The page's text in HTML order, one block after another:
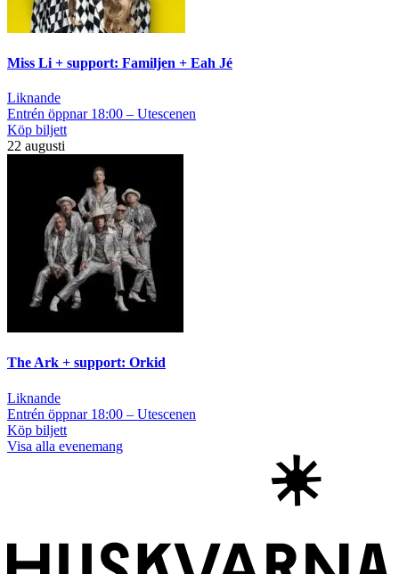
Miss Li + support: Familjen + Eah Jé
Liknande
Entrén öppnar 18:00 – Utescenen
Köp biljett
22 augusti
The Ark + support: Orkid
Liknande
Entrén öppnar 18:00 – Utescenen
Köp biljett
Visa alla evenemang